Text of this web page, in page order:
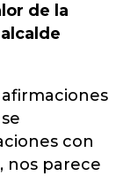
de la
con
nos parece